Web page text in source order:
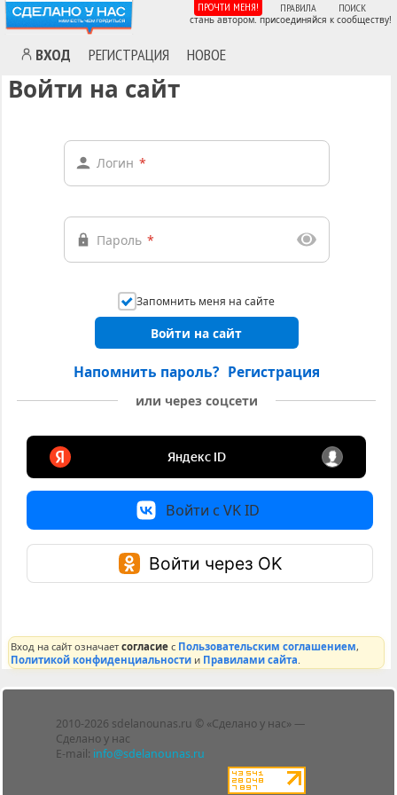
ВХОД РЕГИСТРАЦИЯ НОВОЕ
ПРОЧТИ МЕНЯ! ПРАВИЛА ПОИСК
стань автором. присоединяйся к сообществу!
Войти на сайт
Логин *
Пароль *
Запомнить меня на сайте
Войти на сайт
Напомнить пароль? Регистрация
или через соцсети
Войти с VK ID
Войти через OK
Вход на сайт означаетсогласие с Пользовательским соглашением,
Политикой конфиденциальности и Правилами сайта
2010-2026 sdelanounas.ru © «Сделано у нас» —
Сделано у нас
E-mail: info@sdelanounas.ru
Блоги
Люди
Политика